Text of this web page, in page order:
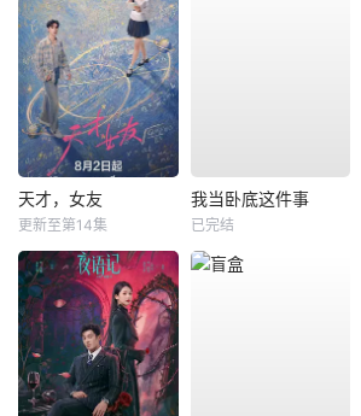
天才，女友
更新至第14集
我当卧底这件事
已完结